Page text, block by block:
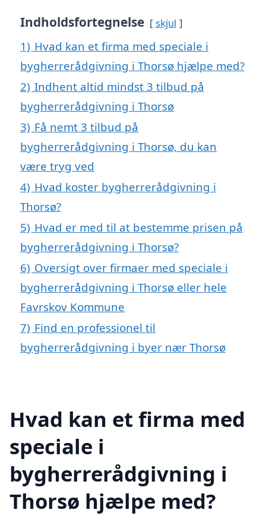
Indholdsfortegnelse skjul
1) Hvad kan et firma med speciale i
bygherrerådgivning i Thorsø hjælpe med?
2) Indhent altid mindst 3 tilbud på
bygherrerådgivning i Thorsø
3) Få nemt 3 tilbud på
bygherrerådgivning i Thorsø, du kan
være tryg ved
4) Hvad koster bygherrerådgivning i
Thorsø?
5) Hvad er med til at bestemme prisen på
bygherrerådgivning i Thorsø?
6) Oversigt over firmaer med speciale i
bygherrerådgivning i Thorsø eller hele
Favrskov Kommune
7) Find en professionel til
bygherrerådgivning i byer nær Thorsø
Hvad kan et firma med
speciale i
bygherrerådgivning i
Thorsø hjælpe med?